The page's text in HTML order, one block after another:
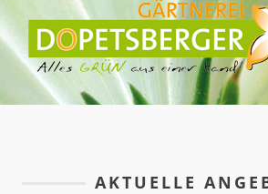
Workshop
AKTUELLE